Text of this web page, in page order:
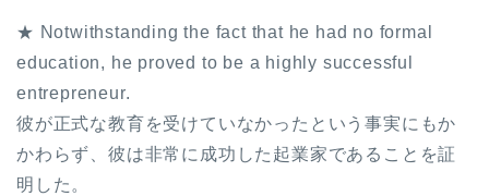
★ Notwithstanding the fact that he had no formal
education, he proved to be a highly successful
entrepreneur.
彼が正式な教育を受けていなかったという事実にもか
かわらず、彼は非常に成功した起業家であることを証
明した。